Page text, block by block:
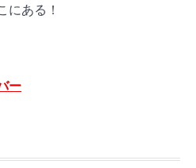
にある！
ー